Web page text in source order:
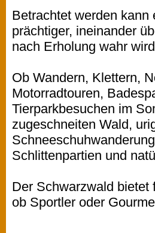
Betrachtet werden
prächtiger, ineinander
nach Erholung wahr
Ob Wandern, Klettern,
Motorradtouren,
Tierparkbesuchen im
zugeschneiten Wald,
Schlittenpartien und
Der Schwarzwald bietet
ob Sportler oder